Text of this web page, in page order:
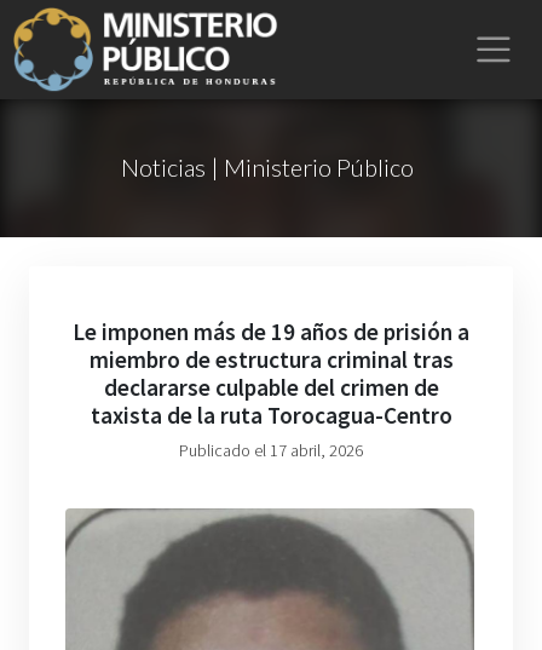
Noticias | Ministerio Público
Le imponen más de 19 años de prisión a
miembro de estructura criminal tras
declararse culpable del crimen de
taxista de la ruta Torocagua-Centro
Publicado el 17 abril, 2026